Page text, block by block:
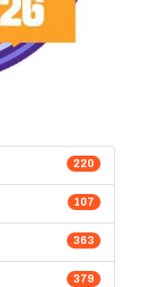
220
107
363
379